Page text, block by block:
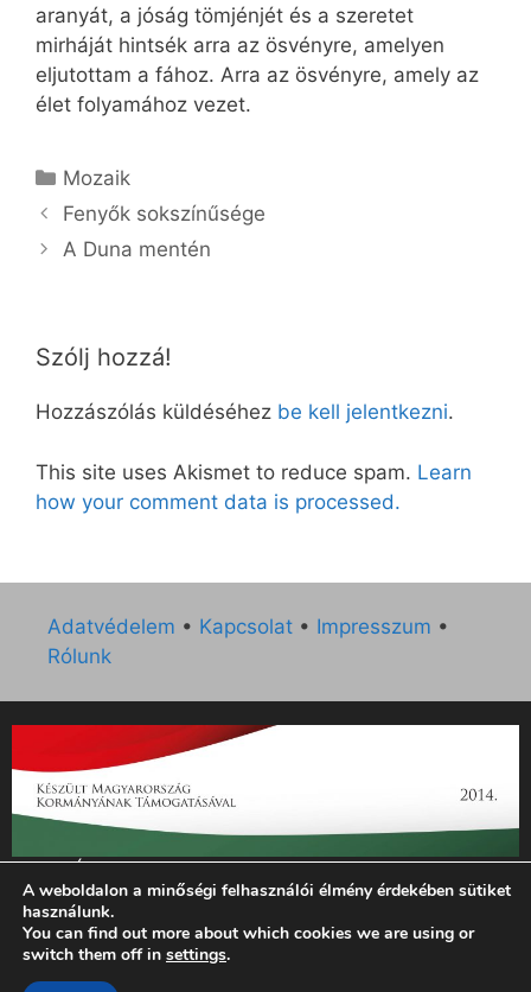
aranyát, a jóság tömjénjét és a szeretet
mirháját hintsék arra az ösvényre, amelyen
eljutottam a fához. Arra az ösvényre, amely az
élet folyamához vezet.
Kategória
Mozaik
Fenyők sokszínűsége
A Duna mentén
Szólj hozzá!
Hozzászólás küldéséhez be kell jelentkezni.
This site uses Akismet to reduce spam. Learn
how your comment data is processed.
Adatvédelem • Kapcsolat • Impresszum •
Rólunk
„Az Új Ember katolikus hetilap 2014. évi működésének
támogatását az EGYH-KCP-14-P-0121 sz. támogatási
szerződés keretében 3 000 000 Ft összegben támogatta az
Emberi Erőforrások Minisztériuma.”
A weboldalon a minőségi felhasználói élmény érdekében sütiket
használunk.
You can find out more about which cookies we are using or
switch them off in settings.